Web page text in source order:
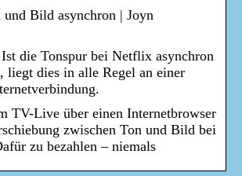
Bild asynchron | Joyn
die Tonspur bei Netflix asynchron
liegt dies in alle Regel an einer
TV-Live über einen Internetbrowser
zwischen Ton und Bild bei
zu bezahlen – niemals